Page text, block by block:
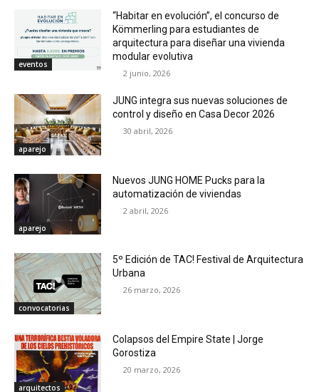
eventos
“Habitar en evolución”, el concurso de
Kömmerling para estudiantes de
arquitectura para diseñar una vivienda
modular evolutiva
2 junio, 2026
aparejo
JUNG integra sus nuevas soluciones de
control y diseño en Casa Decor 2026
30 abril, 2026
aparejo
Nuevos JUNG HOME Pucks para la
automatización de viviendas
2 abril, 2026
convocatorias
5º Edición de TAC! Festival de Arquitectura
Urbana
26 marzo, 2026
arquitectos
Colapsos del Empire State | Jorge
Gorostiza
20 marzo, 2026